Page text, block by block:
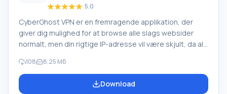
5.0
CyberGhost VPN er en fremragende applikation, der
giver dig mulighed for at browse alle slags websider
normalt, men din rigtige IP-adresse vil være skjult, da al
USA. Hver gang du opretter forbindelse til netværket,
tildeler udbyderen dig en unik adresse, der identificerer
din computer i løbet af denne onlinesession. Funktion
108 8.25 Мб
Download